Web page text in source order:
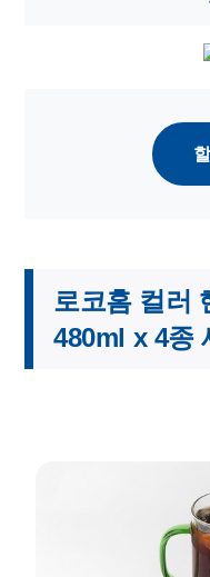
로코홈 컬러
480ml x 4종